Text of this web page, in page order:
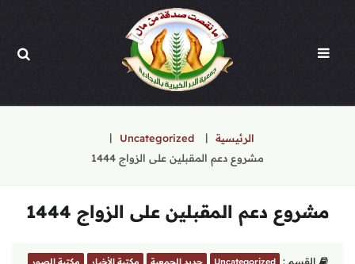
الرئيسية
Uncategorized
مشروع دعم المقبلين على الزواج 1444
مشروع دعم المقبلين على الزواج 1444
القسم : Uncategorized جديد الجمعية مكتبة الأخبار مكتبة الصور